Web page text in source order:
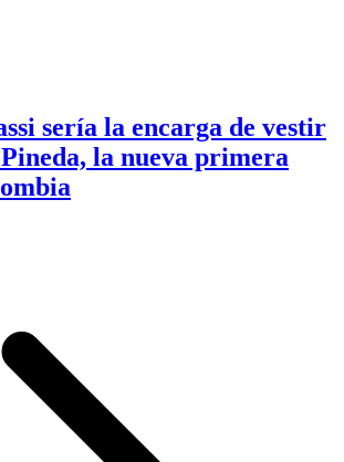
sería la encarga de vestir
la nueva primera